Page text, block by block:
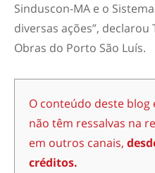
Sinduscon-MA e o
diversas ações”,
Obras do Porto São Luís.
O conteúdo deste blog
não têm ressalvas na
em outros canais,
créditos.